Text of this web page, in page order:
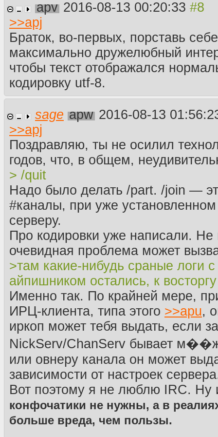
> me IRC лутьше бсех
всё закрывается в пизду хотя я просто хотел выйти из
Блядь, прогресс, раньше я делал всё то же самое, но
получалось. Лет через 30 ещё зайду, может даже
ещё если там какие-нибудь сраные логи с моим
школьников.
apv 2016-08-13 00:20:33
>>apj
Браток, во-первых, порставь
максимально дружелюбный
чтобы текст отображался
кодировку utf-8.
sage apw 2016-08-13
>>apj
Поздравляю, ты не осилил
годов, что, в общем,
> /quit
Надо было делать /part. /join —
#каналы, при уже
серверу.
Про кодировки уже написали. Не
очевидная проблема может
>там какие-нибудь сраные логи
айпишником остались, к
Именно так. По крайней мере,
ИРЦ-клиента, типа этого >>apu,
иркоп может тебя выдать, если
NickServ/ChanServ бывает
или овнеру канала он может
зависимости от настроек
Вот поэтому я не люблю IRC. Ну
конфочатики не нужны, а в
больше вреда, чем пользы.